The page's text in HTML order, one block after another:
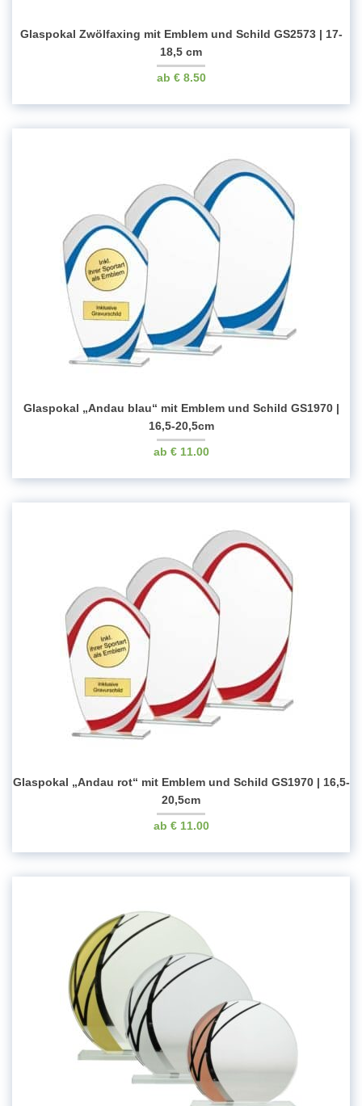
Glaspokal Zwölfaxing mit Emblem und Schild GS2573 | 17-
18,5 cm
€8.50
Glaspokal „Andau blau“ mit Emblem und Schild GS1970 |
16,5-20,5cm
€11.00
Glaspokal „Andau rot“ mit Emblem und Schild GS1970 | 16,5-
20,5cm
€11.00